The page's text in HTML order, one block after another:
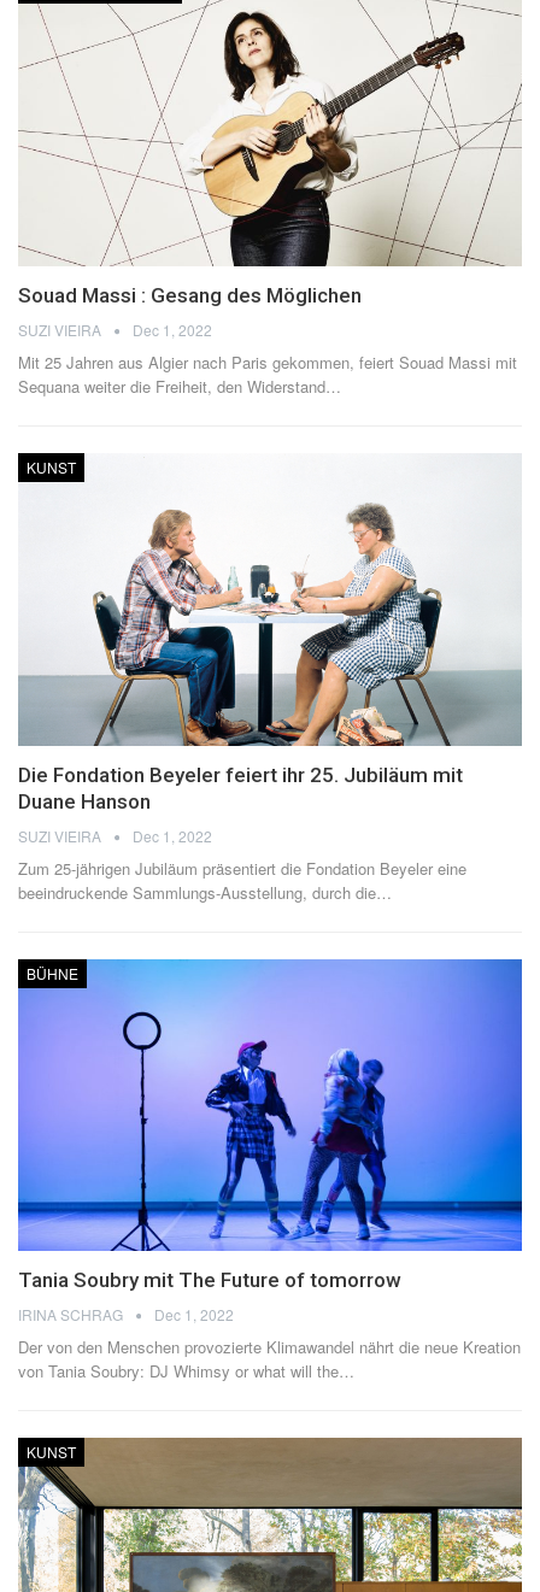
Souad Massi : Gesang des Möglichen
SUZI VIEIRA Dec 1, 2022
Mit 25 Jahren aus Algier nach Paris gekommen, feiert Souad Massi mit
Sequana weiter die Freiheit, den Widerstand…
KUNST
Die Fondation Beyeler feiert ihr 25. Jubiläum mit
Duane Hanson
SUZI VIEIRA Dec 1, 2022
Zum 25-jährigen Jubiläum präsentiert die Fondation Beyeler eine
beeindruckende Sammlungs-Ausstellung, durch die…
BÜHNE
Tania Soubry mit The Future of tomorrow
IRINA SCHRAG Dec 1, 2022
Der von den Menschen provozierte Klimawandel nährt die neue Kreation
von Tania Soubry: DJ Whimsy or what will the…
KUNST